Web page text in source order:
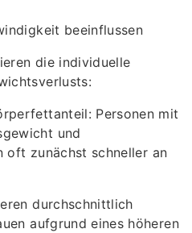
beeinflussen
die individuelle
Personen mit
und
oft zunächst schneller an
durchschnittlich
aufgrund eines höheren